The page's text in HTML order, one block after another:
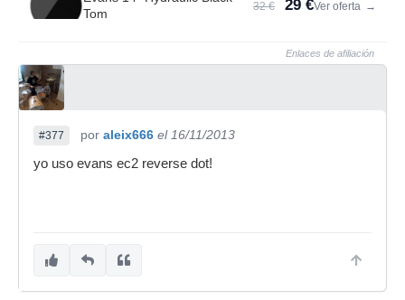
Tom
32 € 29 €Ver oferta →
Enlaces de afiliación
#377 por aleix666 el 16/11/2013
yo uso evans ec2 reverse dot!